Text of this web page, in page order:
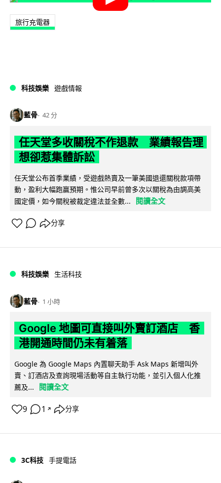
旅行充電器
科技娛樂 遊戲情報
藍骨 42 分
任天堂多收關稅不作退款 業績報告理
想卻惹集體訴訟
任天堂公布首季業績，受遊戲熱賣及一筆美國退還關稅款項帶
動，盈利大幅跑贏預期。惟公司早前曾多次以關稅為由調高美
國定價，如今關稅被裁定違法並全數...
閱讀全文
分享
科技娛樂 生活科技
藍骨 1 小時
Google 地圖可直接叫外賣訂酒店 香
港開通時間仍未有着落
Google 為 Google Maps 內置聊天助手 Ask Maps 新增叫外
賣、訂酒店及查詢現場活動等自主執行功能，並引入個人化推
薦及...
閱讀全文
9 1 ↗ 分享
3C科技 手提電話